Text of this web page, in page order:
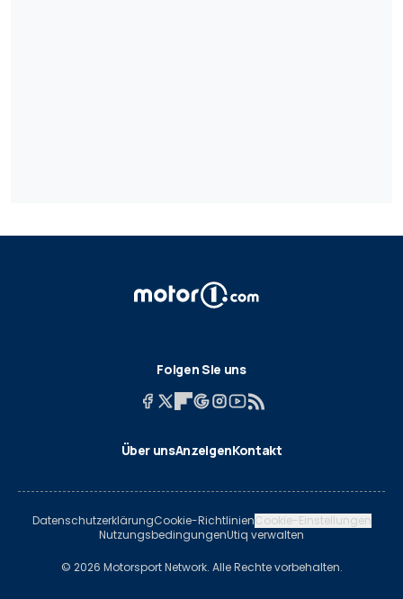
Folgen Sie uns
Über unsAnzeigenKontakt
DatenschutzerklärungCookie-RichtlinienCookie-Einstellungen
NutzungsbedingungenUtiq verwalten
© 2026 Motorsport Network. Alle Rechte vorbehalten.